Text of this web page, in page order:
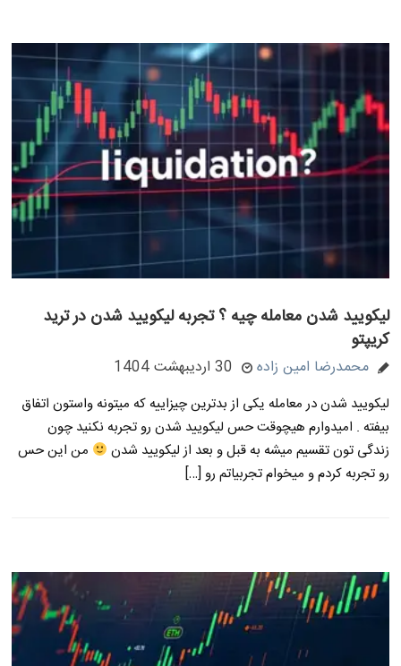
لیکویید شدن معامله چیه ؟ تجربه لیکویید شدن در ترید
کریپتو
محمدرضا امین زاده 30 اردیبهشت 1404
لیکویید شدن در معامله یکی از بدترین چیزاییه که میتونه واستون اتفاق
بیفته . امیدوارم هیچوقت حس لیکویید شدن رو تجربه نکنید چون
زندگی تون تقسیم میشه به قبل و بعد از لیکویید شدن
من این حس
رو تجربه کردم و میخوام تجربیاتم رو […]